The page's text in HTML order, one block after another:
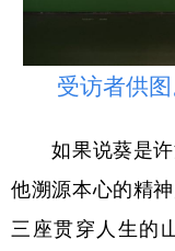
受访者供图
如果说葵是许
他溯源本心的精
三座贯穿人生的